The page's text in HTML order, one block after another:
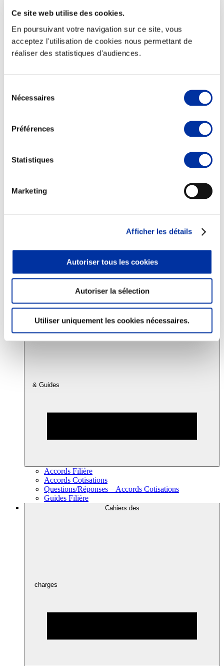
Ce site web utilise des cookies.
En poursuivant votre navigation sur ce site, vous
acceptez l'utilisation de cookies nous permettant de
réaliser des statistiques d'audiences.
Nécessaires
Préférences
Statistiques
Marketing
Afficher les détails
Autoriser tous les cookies
Autoriser la sélection
Utiliser uniquement les cookies nécessaires.
Elevage
Consommation
Sécurité sanitaire
Juste rémunération et attractivité des métiers
Info-veille scientifique
Accords
& Guides
Accords Filière
Accords Cotisations
Questions/Réponses – Accords Cotisations
Guides Filière
Cahiers des
charges